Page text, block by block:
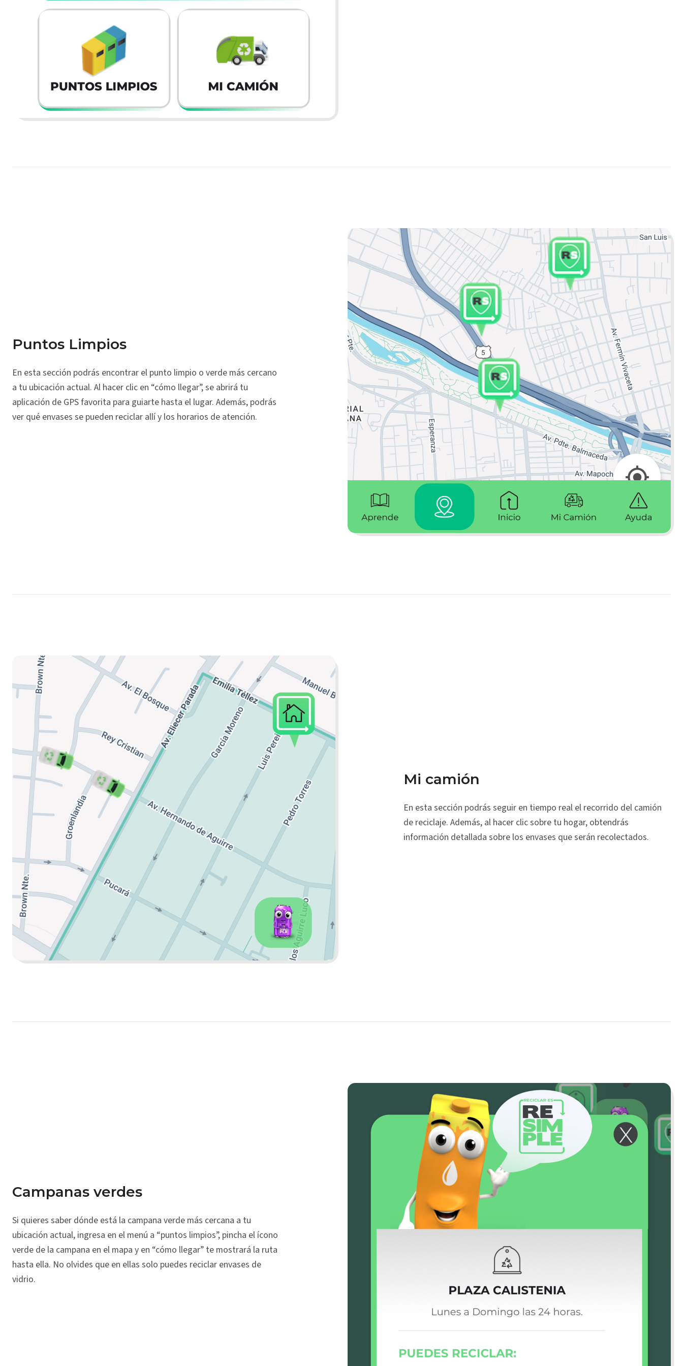
Puntos Limpios
En esta sección podrás encontrar el punto limpio o verde más cercano
a tu ubicación actual. Al hacer clic en “cómo llegar”, se abrirá tu
aplicación de GPS favorita para guiarte hasta el lugar. Además, podrás
ver qué envases se pueden reciclar allí y los horarios de atención.
Mi camión
En esta sección podrás seguir en tiempo real el recorrido del camión
de reciclaje. Además, al hacer clic sobre tu hogar, obtendrás
información detallada sobre los envases que serán recolectados.
Campanas verdes
Si quieres saber dónde está la campana verde más cercana a tu
ubicación actual, ingresa en el menú a “puntos limpios”, pincha el ícono
verde de la campana en el mapa y en “cómo llegar” te mostrará la ruta
hasta ella. No olvides que en ellas solo puedes reciclar envases de
vidrio.